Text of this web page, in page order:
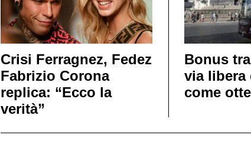
Crisi Ferragnez, Fedez
Fabrizio Corona
replica: “Ecco la
verità”
Bonus
via libera
come